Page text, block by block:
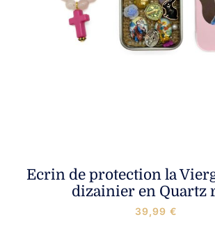
Ecrin de protection la
dizainier en Quartz
39,99 €